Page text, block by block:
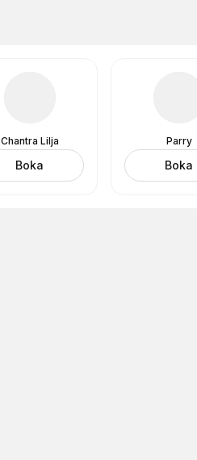
Chantra Lilja
Boka
Parry
Boka